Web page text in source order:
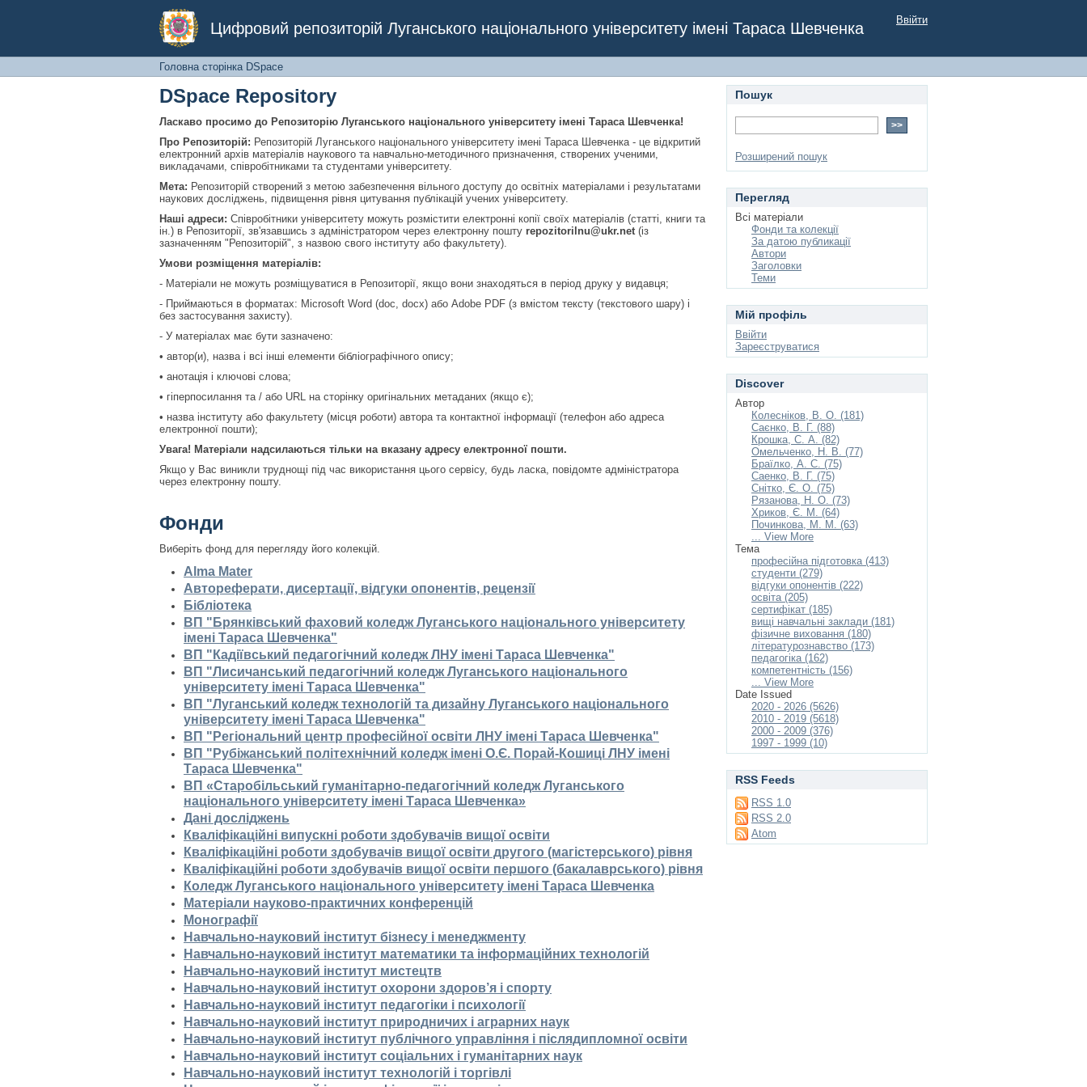
Цифровий репозиторій Луганського національного університету імені Тараса Шевченка
Головна сторінка DSpace Ввійти
Головна сторінка DSpace
DSpace Repository
Ласкаво просимо до Репозиторію Луганського національного університету імені Тараса Шевченка!
Про Репозиторій: Репозиторій Луганського національного університету імені Тараса Шевченка - це відкритий
електронний архів матеріалів наукового та навчально-методичного призначення, створених ученими,
викладачами, співробітниками та студентами університету.
Мета: Репозиторій створений з метою забезпечення вільного доступу до освітніх матеріалами і результатами
наукових досліджень, підвищення рівня цитування публікацій учених університету.
Наші адреси: Співробітники університету можуть розмістити електронні копії своїх матеріалів (статті, книги та
ін.) в Репозиторії, зв'язавшись з адміністратором через електронну пошту repozitorilnu@ukr.net(із
зазначенням "Репозиторій", з назвою свого інституту або факультету).
Умови розміщення матеріалів:
- Матеріали не можуть розміщуватися в Репозиторії, якщо вони знаходяться в період друку у видавця;
- Приймаються в форматах: Microsoft Word (doc, docx) або Adobe PDF (з вмістом тексту (текстового шару) і
без застосування захисту).
- У матеріалах має бути зазначено:
• автор(и), назва і всі інші елементи бібліографічного опису;
• анотація і ключові слова;
• гіперпосилання та / або URL на сторінку оригінальних метаданих (якщо є);
• назва інституту або факультету (місця роботи) автора та контактної інформації (телефон або адреса
електронної пошти);
Увага! Матеріали надсилаються тільки на вказану адресу електронної пошти.
Якщо у Вас виникли труднощі під час використання цього сервісу, будь ласка, повідомте адміністратора
через електронну пошту.
Фонди
Виберіть фонд для перегляду його колекцій.
Alma Mater
Автореферати, дисертації, відгуки опонентів, рецензії
Бібліотека
ВП "Брянківський фаховий коледж Луганського національного університету
імені Тараса Шевченка"
ВП "Кадіївський педагогічний коледж ЛНУ імені Тараса Шевченка"
ВП "Лисичанський педагогічний коледж Луганського національного
університету імені Тараса Шевченка"
ВП "Луганський коледж технологій та дизайну Луганського національного
університету імені Тараса Шевченка"
ВП "Регіональний центр професійної освіти ЛНУ імені Тараса Шевченка"
ВП "Рубіжанський політехнічний коледж імені О.Є. Порай-Кошиці ЛНУ імені
Тараса Шевченка"
ВП «Старобільський гуманітарно-педагогічний коледж Луганського
національного університету імені Тараса Шевченка»
Дані досліджень
Кваліфікаційні випускні роботи здобувачів вищої освіти
Кваліфікаційні роботи здобувачів вищої освіти другого (магістерського) рівня
Кваліфікаційні роботи здобувачів вищої освіти першого (бакалаврського) рівня
Коледж Луганського національного університету імені Тараса Шевченка
Матеріали науково-практичних конференцій
Монографії
Навчально-науковий інститут бізнесу і менеджменту
Навчально-науковий інститут математики та інформаційних технологій
Навчально-науковий інститут мистецтв
Навчально-науковий інститут охорони здоров’я і спорту
Навчально-науковий інститут педагогіки і психології
Навчально-науковий інститут природничих і аграрних наук
Навчально-науковий інститут публічного управління і післядипломної освіти
Навчально-науковий інститут соціальних і гуманітарних наук
Навчально-науковий інститут технологій і торгівлі
Пошук
Розширений пошук
Перегляд
Всі матеріали
Фонди та колекції
За датою публикації
Автори
Заголовки
Теми
Мій профіль
Ввійти
Зареєструватися
Discover
Автор
Колесніков, В. О. (181)
Саєнко, В. Г. (88)
Крошка, С. А. (82)
Омельченко, Н. В. (77)
Браїлко, А. С. (75)
Саенко, В. Г. (75)
Снітко, Є. О. (75)
Рязанова, Н. О. (73)
Хриков, Є. М. (64)
Починкова, М. М. (63)
... View More
Тема
професійна підготовка (413)
студенти (279)
відгуки опонентів (222)
освіта (205)
сертифікат (185)
вищі навчальні заклади (181)
фізичне виховання (180)
літературознавство (173)
педагогіка (162)
компетентність (156)
... View More
Date Issued
2020 - 2026 (5626)
2010 - 2019 (5618)
2000 - 2009 (376)
1997 - 1999 (10)
RSS Feeds
RSS 1.0
RSS 2.0
Atom